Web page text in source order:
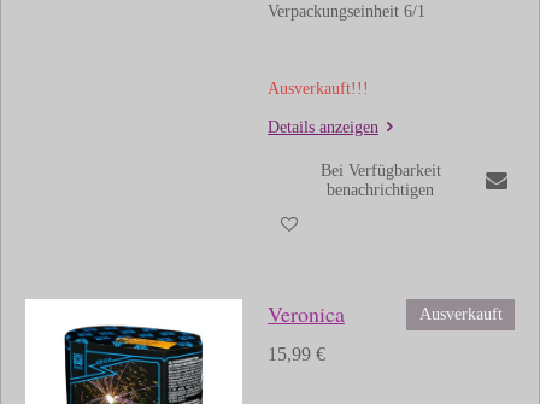
Verpackungseinheit 6/1
Ausverkauft!!!
Details anzeigen
Bei Verfügbarkeit
benachrichtigen
Ausverkauft
Veronica
15,99 €